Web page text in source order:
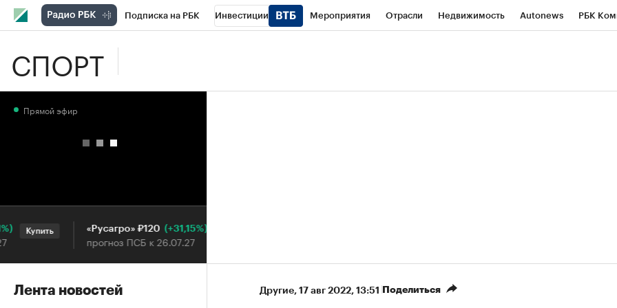
Подписка на РБК Инвестиции Мероприятия Отрасли Недвижимость Autonews РБК
СПОРТ
Другие⁠, 17 авг 2022, 13:51 Поделиться
Прямой эфир
Купить «Русагро» ₽120 (+31,15%)
прогноз ПСБ к 26.07.27
Купить
Лента новостей